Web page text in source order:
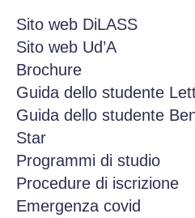
Sito web DiLASS
Sito web Ud’A
Brochure
Guida dello studente
Guida dello studente
Star
Programmi di studio
Procedure di iscrizione
Emergenza covid